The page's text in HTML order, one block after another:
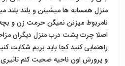
منزل همسایه ها میشینن و بلند
نامربوط میزنن نمیگن حرمت زن و بچه
اصلا چرت پشت درب منزل دیگران
راهنمایی کنید کجا باید بریم شکایت
و پرورش اون ناحیه صحبت کنم